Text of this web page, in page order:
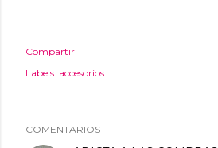
Compartir
Labels: accesorios
COMENTARIOS